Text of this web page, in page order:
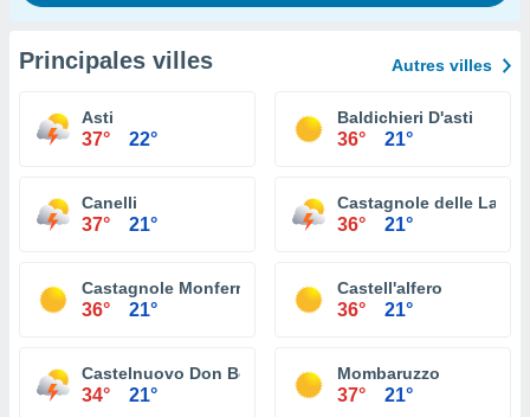
Principales villes Autres villes
Asti
37° 22°
Baldichieri D'asti
36° 21°
Canelli
37° 21°
Castagnole delle Lanze
36° 21°
Castagnole Monferrato
36° 21°
Castell'alfero
36° 21°
Castelnuovo Don Bosco
34° 21°
Mombaruzzo
37° 21°